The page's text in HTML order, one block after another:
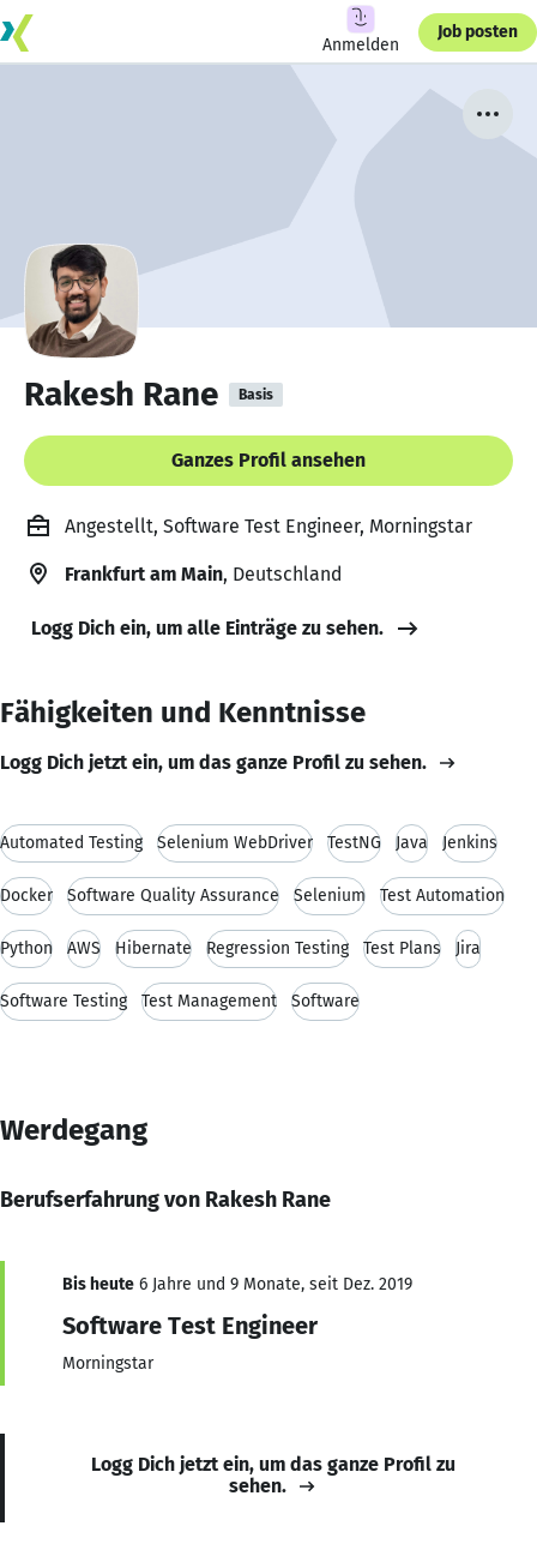
Anmelden
Job posten
Rakesh Rane Basis
Ganzes Profil ansehen
Angestellt, Software Test Engineer, Morningstar
Frankfurt am Main, Deutschland
Logg Dich ein, um alle Einträge zu sehen.
Fähigkeiten und Kenntnisse
Logg Dich jetzt ein, um das ganze Profil zu sehen.
Automated Testing Selenium WebDriver TestNG Java Jenkins
Docker Software Quality Assurance Selenium Test Automation
Python AWS Hibernate Regression Testing Test Plans Jira
Software Testing Test Management Software
Werdegang
Berufserfahrung von Rakesh Rane
Bis heute 6 Jahre und 9 Monate, seit Dez. 2019
Software Test Engineer
Morningstar
Logg Dich jetzt ein, um das ganze Profil zu
sehen.